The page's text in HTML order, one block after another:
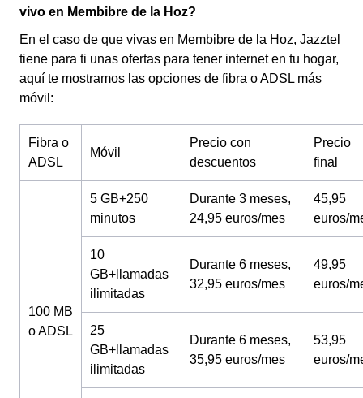
vivo en Membibre de la Hoz?
En el caso de que vivas en Membibre de la Hoz, Jazztel
tiene para ti unas ofertas para tener internet en tu hogar,
aquí te mostramos las opciones de fibra o ADSL más
móvil:
Fibra o
ADSL
Móvil
Precio con
descuentos
Precio
final
100 MB
o ADSL
5 GB+250
minutos
Durante 3 meses,
24,95 euros/mes
45,95
euros/
10
GB+llamadas
ilimitadas
Durante 6 meses,
32,95 euros/mes
49,95
euros/
25
GB+llamadas
ilimitadas
Durante 6 meses,
35,95 euros/mes
53,95
euros/